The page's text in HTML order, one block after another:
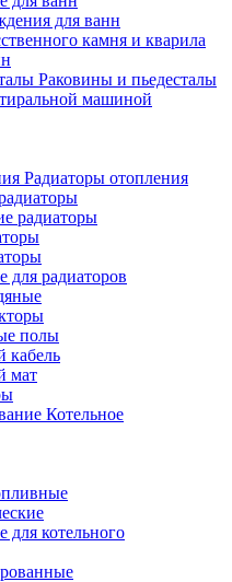
для ванн
камня и кварила
Раковины и пьедесталы
машиной
Радиаторы отопления
радиаторы
радиаторов
полы
кабель
мат
Котельное
котельного